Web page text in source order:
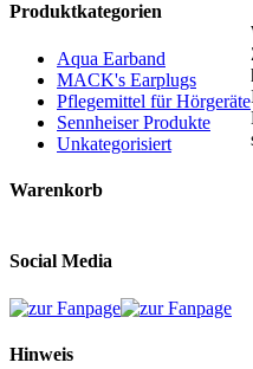
Produktkategorien
Aqua Earband
MACK's Earplugs
Pflegemittel für Hörgeräte
Sennheiser Produkte
Unkategorisiert
Warenkorb
Social Media
Hinweis